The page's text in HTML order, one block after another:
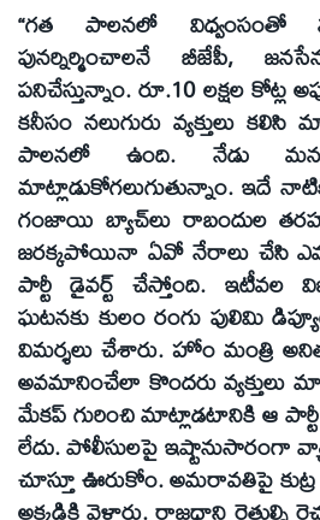
“గత పాలనలో విధ్వంసంతో
పునర్నిర్మించాలనే బీజేపీ,
పనిచేస్తున్నాం. రూ.10 లక్షల కోట్ల
కనీసం నలుగురు వ్యక్తులు
పాలనలో ఉంది. నేడు
మాట్లాడుకోగలుగుతున్నాం. ఇదే
గంజాయి బ్యాచ్‌లు రాబందుల
జరక్కపోయినా ఏవో నేరాలు చేసి
పార్టీ డైవర్ట్ చేస్తోంది.
ఘటనకు కులం రంగు పులిమి
విమర్శలు చేశారు. హోం మంత్రి
అవమానించేలా కొందరు వ్యక్తులు
మేకప్ గురించి మాట్లాడటానికి ఆ
లేదు. పోలీసులపై ఇష్టానుసారంగా
చూస్తూ ఊరుకోం. అమరావతిపై
అక్కడికి వెళ్లారు. రాజధాని రైతుల్ని